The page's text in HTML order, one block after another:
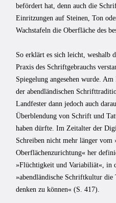
befördert hat, denn auch die
Einritzungen auf Steinen, Ton
Wachstafeln die Oberfläche des
So erklärt es sich leicht, weshalb
Praxis des Schriftgebrauchs
Spiegelung angesehen wurde.
der abendländischen
Landfester dann jedoch auch
Überblendung von Schrift und
haben dürfte. Im Zeitalter der
Schreiben nicht mehr länger vom
Oberflächenzurichtung« her
»Flüchtigkeit und Variabiliät«, in
»abendländische Schriftkultur
denken zu können« (S. 417).